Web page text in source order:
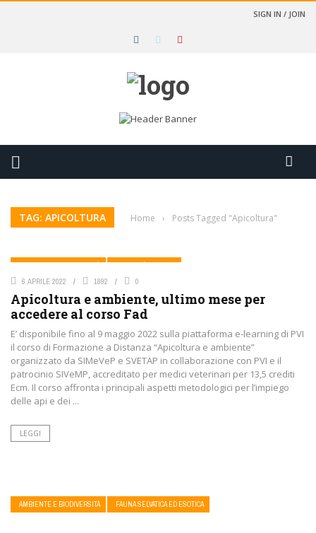
SIGN IN / JOIN
TAG: APICOLTURA Home › Posts Tagged "Apicoltura"
AMBIENTE E BIODIVERSITÀ ATTUALITÀ SIMEVEP
6 APRILE 2022 1892 0
Apicoltura e ambiente, ultimo mese per
accedere al corso Fad
E’ disponibile fino al 9 maggio 2022 sulla piattaforma e-learning di PVI
il corso di Formazione a Distanza “Apicoltura e ambiente”
organizzato da SIMeVeP e SVETAP in collaborazione con PVI e il
patrocinio SIVeMP, accreditato per medici veterinari per 13,5 crediti
Ecm. Il corso affronta i principali aspetti metodologici per l’impiego
delle api e dei ...
LEGGI
AMBIENTE E BIODIVERSITÀ FAUNA SELVATICA ED ESOTICA